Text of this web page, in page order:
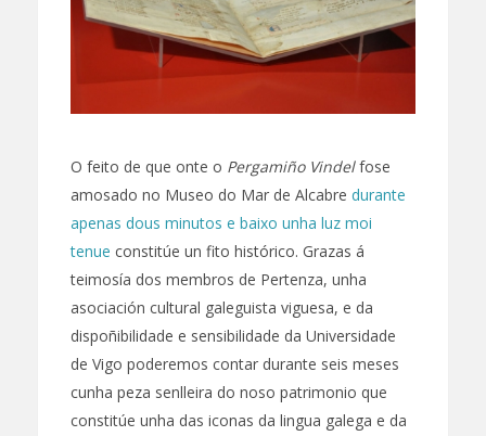
O feito de que onte o Pergamiño Vindelfose
amosado no Museo do Mar de Alcabre durante
apenas dous minutos e baixo unha luz moi
tenue constitúe un fito histórico. Grazas á
teimosía dos membros de Pertenza, unha
asociación cultural galeguista viguesa, e da
dispoñibilidade e sensibilidade da Universidade
de Vigo poderemos contar durante seis meses
cunha peza senlleira do noso patrimonio que
constitúe unha das iconas da lingua galega e da